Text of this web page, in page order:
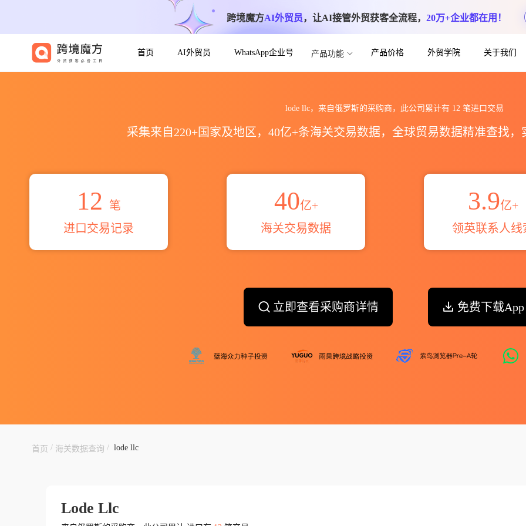
跨境魔方AI外贸员，让AI接管外贸获客全流程， 20万+企业都在用！
首页 AI外贸员 WhatsApp企业号 产品功能 产品价格 外贸学院 关于我们
lode llc，来自俄罗斯的采购商，此公司累计有 12 笔进口交易
采集来自220+国家及地区，40亿+条海关交易数据，全球贸易数据精准查找
12
笔
进口交易记录
40亿+
海关交易数据
3.9亿+
领英联系人线
立即查看采购商详情 免费下载App
首页 / 海关数据查询 / lode llc
Lode Llc